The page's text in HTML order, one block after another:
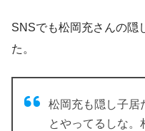
SNSでも松岡充さんの隠
た。
松岡充も隠し子居
とやってるしな。